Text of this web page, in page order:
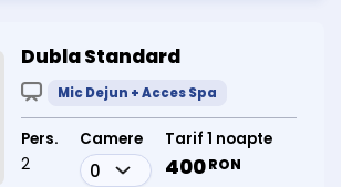
Dubla Standard
Mic Dejun + Acces Spa
Pers.
2
Camere Tarif 1 noapte
400RON